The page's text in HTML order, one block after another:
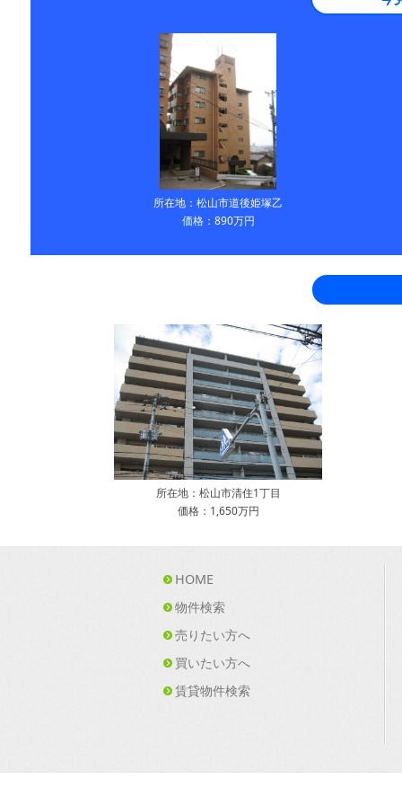
所在地：松山市道後姫塚乙
価格：890万円
所在地：松山市清住1丁目
価格：1,650万円
HOME
物件検索
売りたい方へ
買いたい方へ
賃貸物件検索